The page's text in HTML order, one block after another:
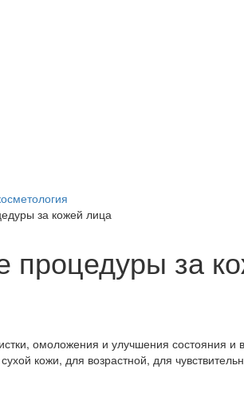
за кожей лица
процедуры за
омоложения и улучшения состояния
кожи, для возрастной, для